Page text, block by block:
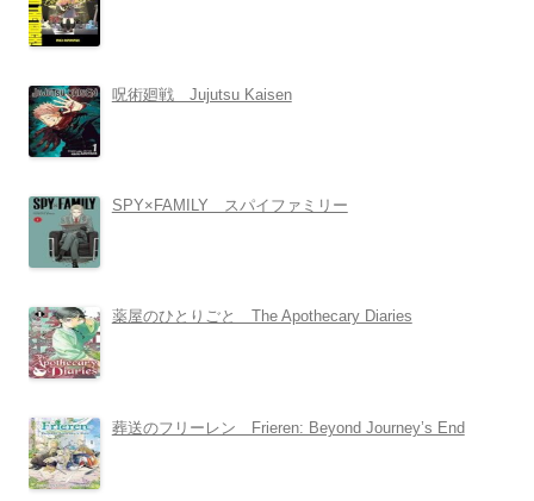
呪術廻戦 Jujutsu Kaisen
SPY×FAMILY スパイファミリー
薬屋のひとりごと The Apothecary Diaries
葬送のフリーレン Frieren: Beyond Journey’s End